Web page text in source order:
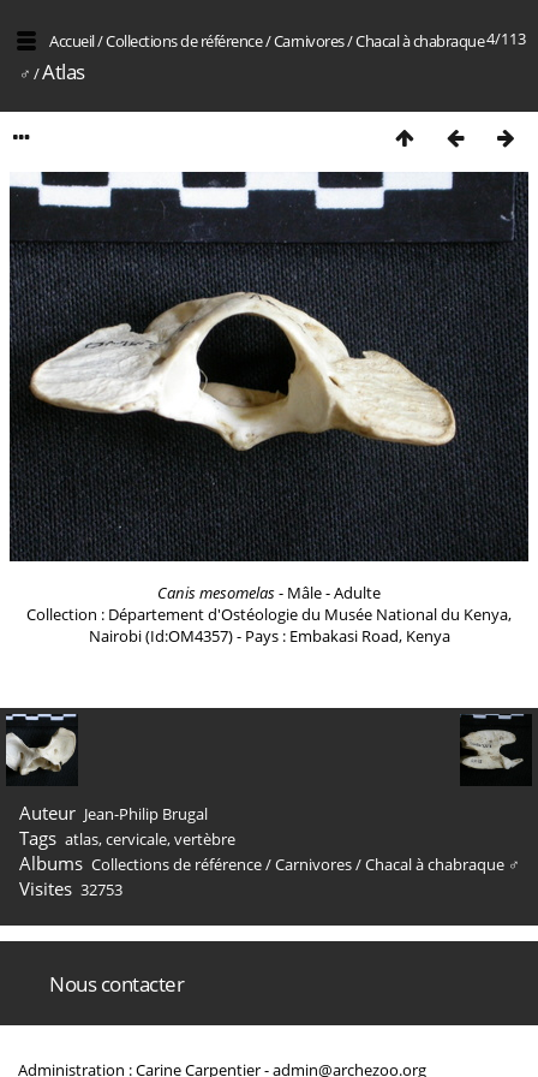
4/113
Accueil/Collections de référence/Carnivores/Chacal à chabraque
♂ /Atlas
Canis mesomelas- Mâle - Adulte
Collection : Département d'Ostéologie du Musée National du Kenya,
Nairobi (Id:OM4357) - Pays : Embakasi Road, Kenya
Auteur Jean-Philip Brugal
Tags atlas,cervicale,vertèbre
Albums Collections de référence/Carnivores/Chacal à chabraque ♂
Visites 32753
Nous contacter
Administration : Carine Carpentier -admin@archezoo.org